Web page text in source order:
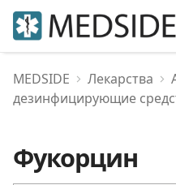
MEDSIDE Лекарства
дезинфицирующие
Фукорцин